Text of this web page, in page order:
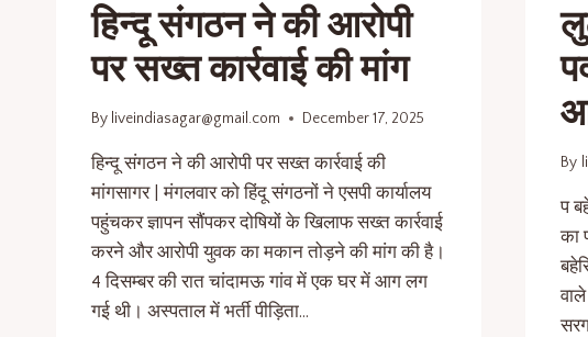
हिन्दू संगठन ने की आरोपी
पर सख्त कार्रवाई की मांग
By liveindiasagar@gmail.com December 17, 2025
हिन्दू संगठन ने की आरोपी पर सख्त कार्रवाई की
मांगसागर | मंगलवार को हिंदू संगठनों ने एसपी कार्यालय
पहुंचकर ज्ञापन सौंपकर दोषियों के खिलाफ सख्त कार्रवाई
करने और आरोपी युवक का मकान तोड़ने की मांग की है।
4 दिसम्बर की रात चांदामऊ गांव में एक घर में आग लग
गई थी। अस्पताल में भर्ती पीड़िता…
By
प
का